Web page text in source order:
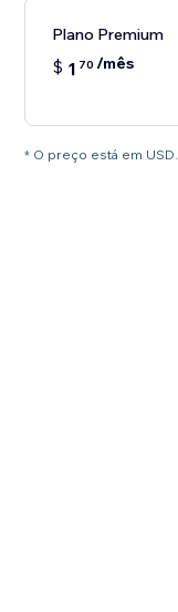
Plano Premium
$ 1 70 /mês
* O preço está em USD.